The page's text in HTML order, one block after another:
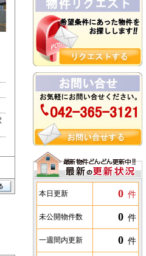
本日更新 0 件
未公開物件数 0 件
一週間内更新 0 件